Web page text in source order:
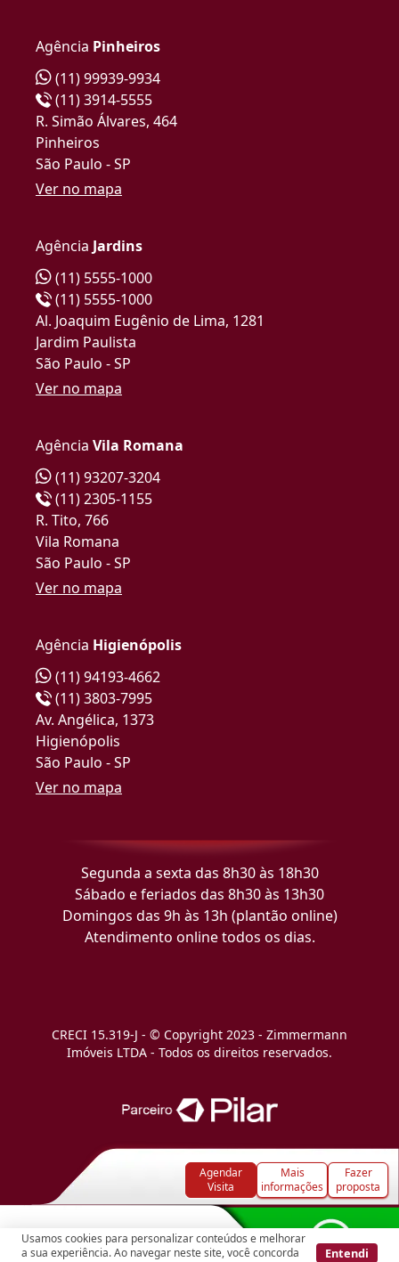
Usamos cookies para personalizar conteúdos e melhorar
a sua experiência. Ao navegar neste site, você concorda
Entendi
Agendar
Visita
Mais
informações
Fazer
proposta
Agência Pinheiros
(11) 99939-9934
(11) 3914-5555
R. Simão Álvares, 464
Pinheiros
São Paulo - SP
Ver no mapa
Agência Jardins
(11) 5555-1000
(11) 5555-1000
Al. Joaquim Eugênio de Lima, 1281
Jardim Paulista
São Paulo - SP
Ver no mapa
Agência Vila Romana
(11) 93207-3204
(11) 2305-1155
R. Tito, 766
Vila Romana
São Paulo - SP
Ver no mapa
Agência Higienópolis
(11) 94193-4662
(11) 3803-7995
Av. Angélica, 1373
Higienópolis
São Paulo - SP
Ver no mapa
Segunda a sexta das 8h30 às 18h30
Sábado e feriados das 8h30 às 13h30
Domingos das 9h às 13h (plantão online)
Atendimento online todos os dias.
CRECI 15.319-J - © Copyright 2023 - Zimmermann
Imóveis LTDA - Todos os direitos reservados.